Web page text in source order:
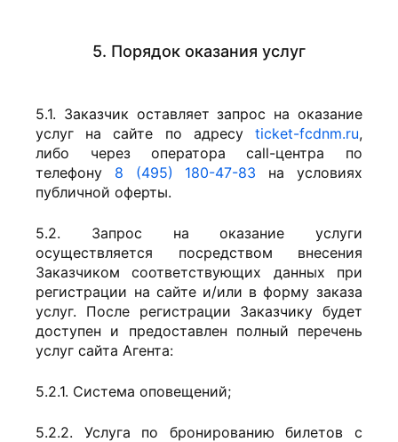
5. Порядок оказания услуг
5.1. Заказчик оставляет запрос на оказание
услуг на сайте по адресу ticket-fcdnm.ru,
либо через оператора call-центра по
телефону 8 (495) 180-47-83 на условиях
публичной оферты.
5.2. Запрос на оказание услуги
осуществляется посредством внесения
Заказчиком соответствующих данных при
регистрации на сайте и/или в форму заказа
услуг. После регистрации Заказчику будет
доступен и предоставлен полный перечень
услуг сайта Агента:
5.2.1. Система оповещений;
5.2.2. Услуга по бронированию билетов с